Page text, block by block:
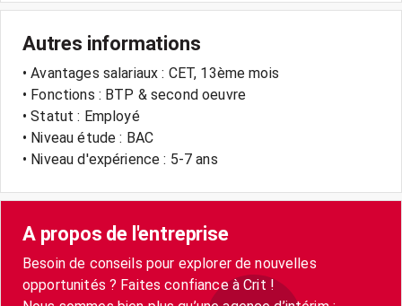
Autres informations
• Avantages salariaux : CET, 13ème mois
• Fonctions : BTP & second oeuvre
• Statut : Employé
• Niveau étude : BAC
• Niveau d'expérience : 5-7 ans
A propos de l'entreprise
Besoin de conseils pour explorer de nouvelles
opportunités ? Faites confiance à Crit !